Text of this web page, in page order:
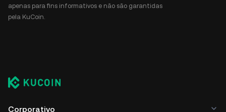
apenas para fins informativos e não são garantidas
pela KuCoin.
Corporativo